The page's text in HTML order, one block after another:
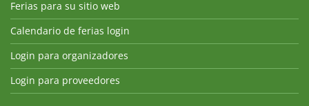
Ferias para su sitio web
Calendario de ferias login
Login para organizadores
Login para proveedores